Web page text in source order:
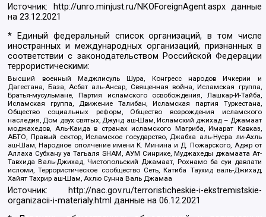
Источник: http://unro.minjust.ru/NKOForeignAgent.aspxданные
на23.12.2021
* Единый федеральный список организаций, в том числе
иностранных и международных организаций, признанных в
соответствии с законодательством Российской Федерации
террористическими:
Высший военный Маджлисуль Шура, Конгресс народов Ичкерии и
Дагестана, База, Асбат аль-Ансар, Священная война, Исламская группа,
Братья-мусульмане, Партия исламского освобождения, Лашкар-И-Тайба,
Исламская группа, Движение Талибан, Исламская партия Туркестана,
Общество социальных реформ, Общество возрождения исламского
наследия, Дом двух святых, Джунд аш-Шам, Исламский джихад – Джамаат
моджахедов, Аль-Каида в странах исламского Магриба, Имарат Кавказ,
АБТО, Правый сектор, Исламское государство, Джабха аль-Нусра ли-Ахль
аш-Шам, Народное ополчение имени К. Минина и Д. Пожарского, Аджр от
Аллаха Субхану уа Тагьаля SHAM, АУМ Синрике, Муджахеды джамаата Ат-
Тавхида Валь-Джихад, Чистопольский Джамаат, Рохнамо ба суи давлати
исломи, Террористическое сообщество Сеть, Катиба Таухид валь-Джихад,
Хайят Тахрир аш-Шам, Ахлю Сунна Валь Джамаа
Источник:
http://nac.gov.ru/terroristicheskie-i-ekstremistskie-
organizacii-i-materialy.html данные на06.12.2021